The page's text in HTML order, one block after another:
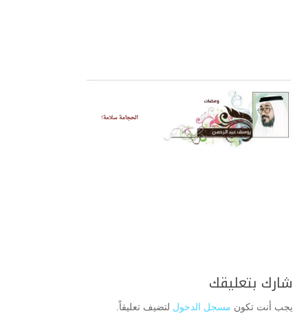
شارك بتعليقك
يجب أنت تكون مسجل الدخول لتضيف تعليقاً.